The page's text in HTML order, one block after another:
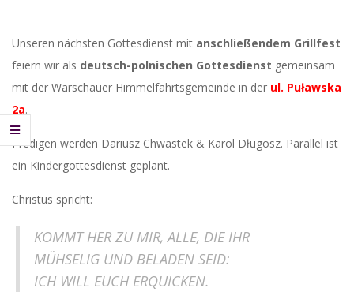
Unseren nächsten Gottesdienst mit anschließendem Grillfest
feiern wir als deutsch-polnischen Gottesdienst gemeinsam
mit der Warschauer Himmelfahrtsgemeinde in der ul. Puławska
2a.
Predigen werden Dariusz Chwastek & Karol Długosz. Parallel ist
ein Kindergottesdienst geplant.
Christus spricht:
KOMMT HER ZU MIR, ALLE, DIE IHR
MÜHSELIG UND BELADEN SEID:
ICH WILL EUCH ERQUICKEN.